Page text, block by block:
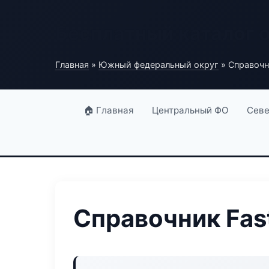
Главная » Южный федеральный округ »
🏠 Главная Центральный ФО
Справочник